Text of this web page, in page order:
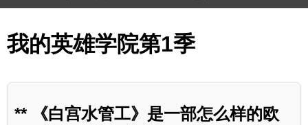
我的英雄学院第1季
** 《白宫水管工》是一部怎么样的欧